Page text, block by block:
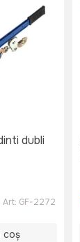
dubli
Art: GF-2272
coș